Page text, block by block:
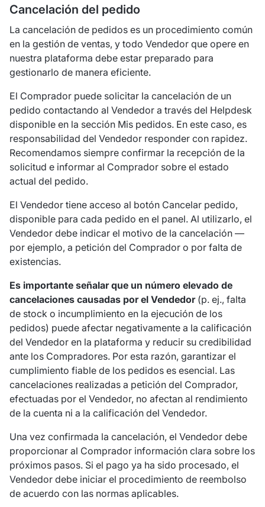
Cancelación del pedido
La cancelación de pedidos es un procedimiento común
en la gestión de ventas, y todo Vendedor que opere en
nuestra plataforma debe estar preparado para
gestionarlo de manera eficiente.
El Comprador puede solicitar la cancelación de un
pedido contactando al Vendedor a través del Helpdesk
disponible en la sección Mis pedidos. En este caso, es
responsabilidad del Vendedor responder con rapidez.
Recomendamos siempre confirmar la recepción de la
solicitud e informar al Comprador sobre el estado
actual del pedido.
El Vendedor tiene acceso al botón Cancelar pedido,
disponible para cada pedido en el panel. Al utilizarlo, el
Vendedor debe indicar el motivo de la cancelación —
por ejemplo, a petición del Comprador o por falta de
existencias.
Es importante señalar que un número elevado de
cancelaciones causadas por el Vendedor (p. ej., falta
de stock o incumplimiento en la ejecución de los
pedidos) puede afectar negativamente a la calificación
del Vendedor en la plataforma y reducir su credibilidad
ante los Compradores. Por esta razón, garantizar el
cumplimiento fiable de los pedidos es esencial. Las
cancelaciones realizadas a petición del Comprador,
efectuadas por el Vendedor, no afectan al rendimiento
de la cuenta ni a la calificación del Vendedor.
Una vez confirmada la cancelación, el Vendedor debe
proporcionar al Comprador información clara sobre los
próximos pasos. Si el pago ya ha sido procesado, el
Vendedor debe iniciar el procedimiento de reembolso
de acuerdo con las normas aplicables.